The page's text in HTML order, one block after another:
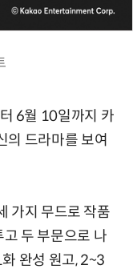
6월 10일까지 카
의 드라마를 보여
가지 무드로 작품
두 부문으로 나
완성 원고, 2~3